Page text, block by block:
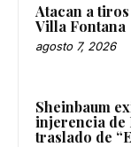
Atacan a
Villa Fontana
agosto 7, 2026
Sheinbaum
injerencia de
traslado de